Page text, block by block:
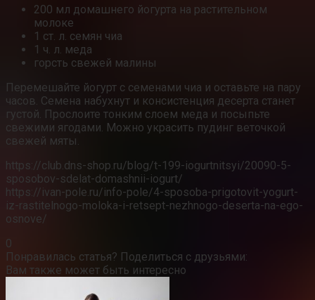
200 мл домашнего йогурта на растительном
молоке
1 ст. л. семян чиа
1 ч. л. меда
горсть свежей малины
Перемешайте йогурт с семенами чиа и оставьте на пару
часов. Семена набухнут и консистенция десерта станет
густой. Прослоите тонким слоем меда и посыпьте
свежими ягодами. Можно украсить пудинг веточкой
свежей мяты.
https://club.dns-shop.ru/blog/t-199-iogurtnitsyi/20090-5-
sposobov-sdelat-domashnii-iogurt/
https://ivan-pole.ru/info-pole/4-sposoba-prigotovit-yogurt-
iz-rastitelnogo-moloka-i-retsept-nezhnogo-deserta-na-ego-
osnove/
0
Понравилась статья? Поделиться с друзьями:
Вам также может быть интересно